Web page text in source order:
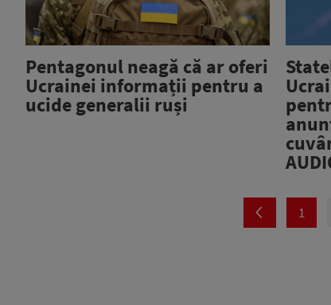
Pentagonul neagă că ar oferi
Ucrainei informații pentru a
ucide generalii ruși
1